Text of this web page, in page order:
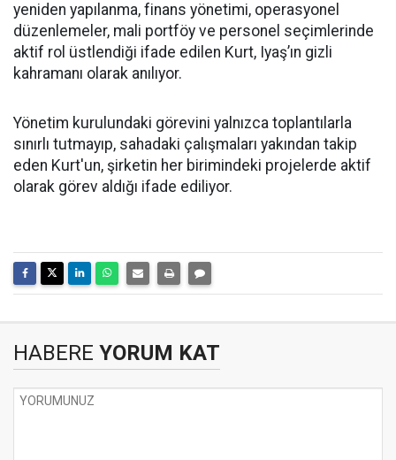
yeniden yapılanma, finans yönetimi, operasyonel
düzenlemeler, mali portföy ve personel seçimlerinde
aktif rol üstlendiği ifade edilen Kurt, Iyaş’ın gizli
kahramanı olarak anılıyor.
Yönetim kurulundaki görevini yalnızca toplantılarla
sınırlı tutmayıp, sahadaki çalışmaları yakından takip
eden Kurt'un, şirketin her birimindeki projelerde aktif
olarak görev aldığı ifade ediliyor.
HABERE YORUM KAT